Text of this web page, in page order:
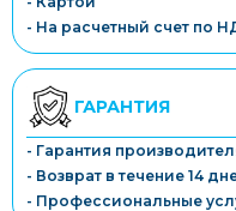
- На расчетный счет по
ГАРАНТИЯ
- Гарантия
- Возврат в течение 14
- Профессиональные